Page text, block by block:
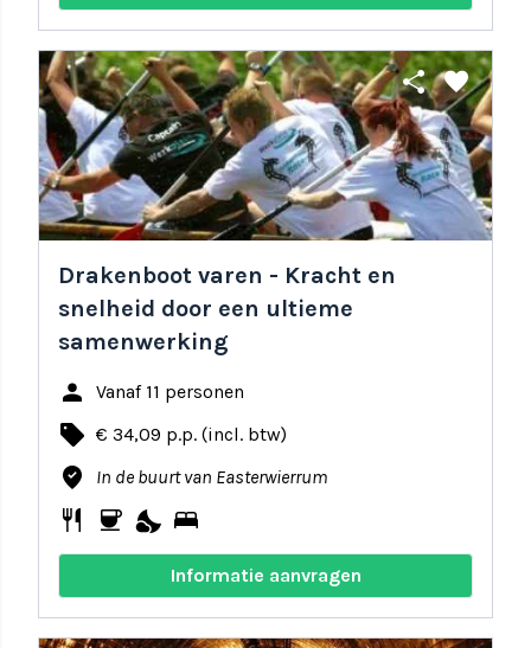
share favorite
Drakenboot varen - Kracht en
snelheid door een ultieme
samenwerking
person Vanaf 11 personen
local_offer € 34,09 p.p. (incl. btw)
where_to_vote In de buurt van Easterwierrum
restaurant coffee nights_stay bed
Informatie aanvragen